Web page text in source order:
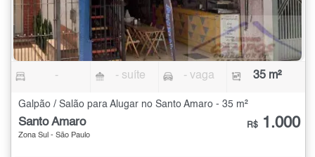
- - suíte - vaga 35 m²
Galpão / Salão para Alugar no Santo Amaro - 35 m²
Santo Amaro
Zona Sul - São Paulo
R$ 1.000